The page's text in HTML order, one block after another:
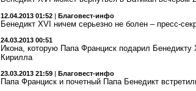
12.04.2013 01:52 | Благовест-инфо
Бенедикт XVI ничем серьезно не болен – пресс-
24.03.2013 00:51
Икона, которую Папа Франциск подарил
Кирилла
23.03.2013 21:59 Благовест-инфо
Папа Франциск и почетный Папа Бенедикт